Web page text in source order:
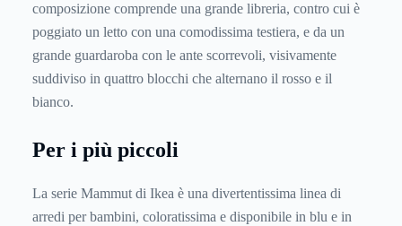
composizione comprende una grande libreria, contro cui è
poggiato un letto con una comodissima testiera, e da un
grande guardaroba con le ante scorrevoli, visivamente
suddiviso in quattro blocchi che alternano il rosso e il
bianco.
Per i più piccoli
La serie Mammut di Ikea è una divertentissima linea di
arredi per bambini, coloratissima e disponibile in blu e in